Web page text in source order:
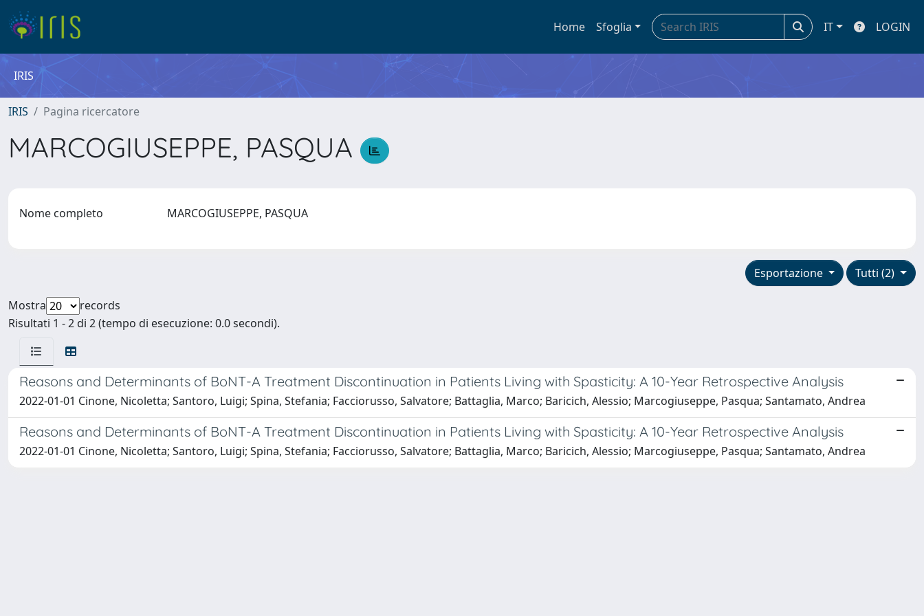
Home Sfoglia IT LOGIN
IRIS
IRIS Pagina ricercatore
MARCOGIUSEPPE, PASQUA
Nome completo MARCOGIUSEPPE, PASQUA
Tutti (2)
Esportazione
Mostra
records
Risultati 1 - 2 di 2 (tempo di esecuzione: 0.0 secondi).
Reasons and Determinants of BoNT-A Treatment Discontinuation in Patients Living with Spasticity: A 10-Year Retrospective Analysis
2022-01-01 Cinone, Nicoletta; Santoro, Luigi; Spina, Stefania; Facciorusso, Salvatore; Battaglia, Marco; Baricich, Alessio; Marcogiuseppe, Pasqua; Santamato, Andrea
Reasons and Determinants of BoNT-A Treatment Discontinuation in Patients Living with Spasticity: A 10-Year Retrospective Analysis
2022-01-01 Cinone, Nicoletta; Santoro, Luigi; Spina, Stefania; Facciorusso, Salvatore; Battaglia, Marco; Baricich, Alessio; Marcogiuseppe, Pasqua; Santamato, Andrea